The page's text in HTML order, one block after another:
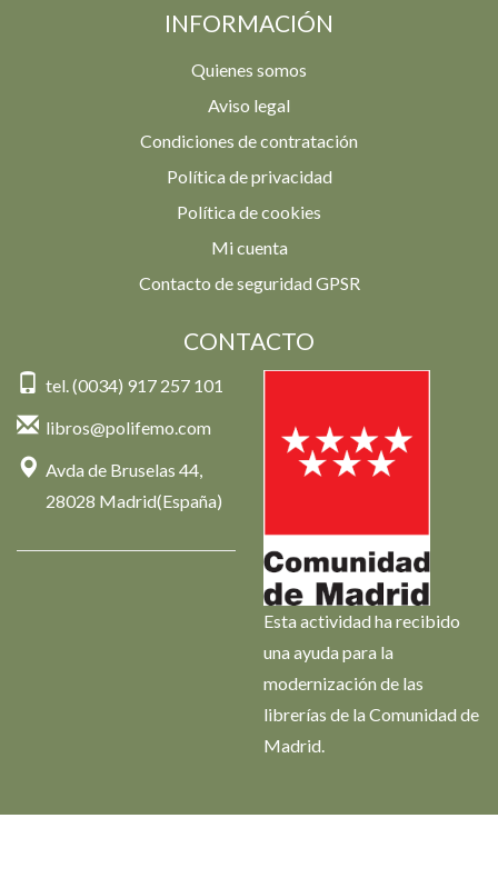
INFORMACIÓN
Quienes somos
Aviso legal
Condiciones de contratación
Política de privacidad
Política de cookies
Mi cuenta
Contacto de seguridad GPSR
CONTACTO
tel. (0034) 917 257 101
libros@polifemo.com
Avda de Bruselas 44,
28028 Madrid(España)
Esta actividad ha recibido
una ayuda para la
modernización de las
librerías de la Comunidad de
Madrid.